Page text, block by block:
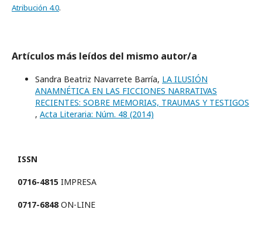
Atribución 4.0.
Artículos más leídos del mismo autor/a
Sandra Beatriz Navarrete Barría, LA ILUSIÓN
ANAMNÉTICA EN LAS FICCIONES NARRATIVAS
RECIENTES: SOBRE MEMORIAS, TRAUMAS Y TESTIGOS
, Acta Literaria: Núm. 48 (2014)
ISSN
0716-4815 IMPRESA
0717-6848ON-LINE